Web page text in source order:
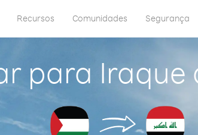
Recursos Comunidades Segurança
para Iraque